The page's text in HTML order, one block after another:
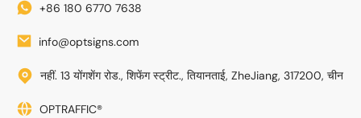
+86 180 6770 7638
info@optsigns.com
नहीं. 13 योंगशेंग रोड., शिफेंग स्ट्रीट., तियानताई, ZheJiang, 317200, चीन
OPTRAFFIC®